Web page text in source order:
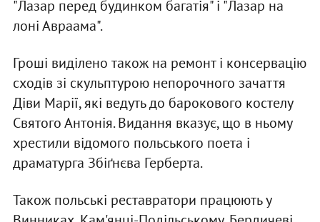
"Лазар перед будинком багатія" і "Лазар на
лоні Авраама".
Гроші виділено також на ремонт і консервацію
сходів зі скульптурою непорочного зачаття
Діви Марії, які ведуть до барокового костелу
Святого Антонія. Видання вказує, що в ньому
хрестили відомого польського поета і
драматурга Збіґнєва Герберта.
Також польські реставратори працюють у